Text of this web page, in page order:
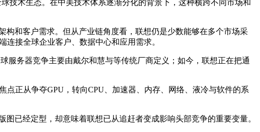
技术生态。在中美技术体系逐渐分化的背景下，这种横跨不同市场和
和客户需求。但从产业链角度看，联想仍是少数能够在多个市场采
接全球企业客户、数据中心和应用需求。
服务器竞争主要由戴尔和慧与等传统厂商定义；如今，联想正在把通
正从争夺GPU，转向CPU、加速器、内存、网络、液冷与软件的系
已经定型，却意味着联想已从追赶者变成影响头部竞争的重要变量。